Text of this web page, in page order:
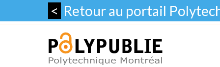
< Retour au portail